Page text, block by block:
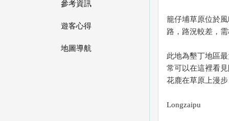
參考資訊
遊客心得
地圖導航
籠仔埔草原位於
路，路況較差，
此地為墾丁地區
常可以在這裡看
花鹿在草原上漫
Longzaipu